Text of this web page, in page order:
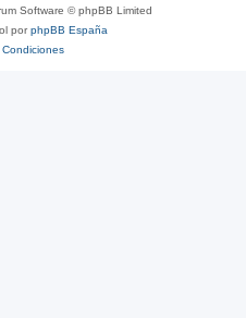
Software © phpBB Limited
porphpBB España
Condiciones